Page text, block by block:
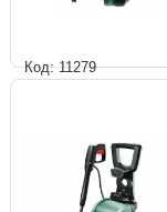
Код: 11279